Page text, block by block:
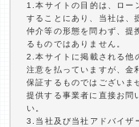
1.本サイトの目的は、ロー
することにあり、当社は、
仲介等の形態を問わず、提
るものではありません。
2.本サイトに掲載される他
注意を払っていますが、金
保証するものではございま
提供する事業者に直接お問
い。
3.当社及び当社アドバイザ